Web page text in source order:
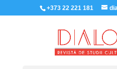
+373 22 221 181